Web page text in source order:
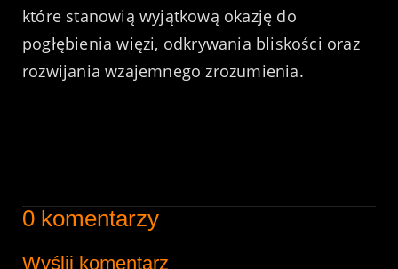
które stanowią wyjątkową okazję do
pogłębienia więzi, odkrywania bliskości oraz
rozwijania wzajemnego zrozumienia.
0 komentarzy
Wyślij komentarz